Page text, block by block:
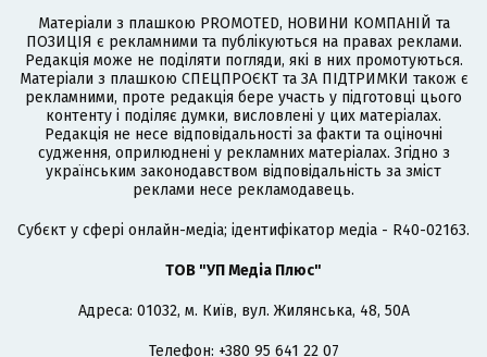
Матеріали з плашкою PROMOTED, НОВИНИ КОМПАНІЙ та
ПОЗИЦІЯ є рекламними та публікуються на правах реклами.
Редакція може не поділяти погляди, які в них промотуються.
Матеріали з плашкою СПЕЦПРОЄКТ та ЗА ПІДТРИМКИ також є
рекламними, проте редакція бере участь у підготовці цього
контенту і поділяє думки, висловлені у цих матеріалах.
Редакція не несе відповідальності за факти та оціночні
судження, оприлюднені у рекламних матеріалах. Згідно з
українським законодавством відповідальність за зміст
реклами несе рекламодавець.
Cубєкт у сфері онлайн-медіа; ідентифікатор медіа - R40-02163.
ТОВ "УП Медіа Плюс"
Адреса: 01032, м. Київ, вул. Жилянська, 48, 50А
Телефон: +380 95 641 22 07